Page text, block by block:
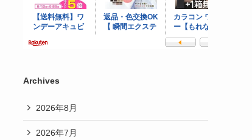
Archives
2026年8月
2026年7月